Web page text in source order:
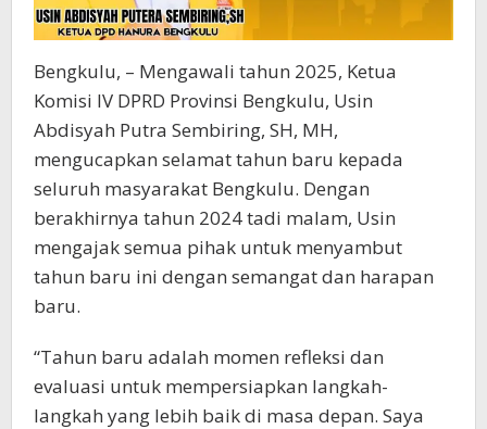
Bengkulu, – Mengawali tahun 2025, Ketua
Komisi IV DPRD Provinsi Bengkulu, Usin
Abdisyah Putra Sembiring, SH, MH,
mengucapkan selamat tahun baru kepada
seluruh masyarakat Bengkulu. Dengan
berakhirnya tahun 2024 tadi malam, Usin
mengajak semua pihak untuk menyambut
tahun baru ini dengan semangat dan harapan
baru.
“Tahun baru adalah momen refleksi dan
evaluasi untuk mempersiapkan langkah-
langkah yang lebih baik di masa depan. Saya